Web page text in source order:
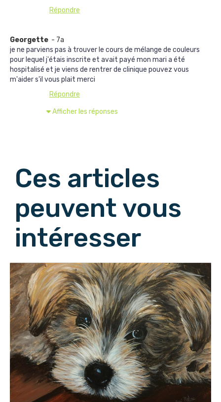
Répondre
Georgette - 7a
je ne parviens pas à trouver le cours de mélange de couleurs
pour lequel j'étais inscrite et avait payé mon mari a été
hospitalisé et je viens de rentrer de clinique pouvez vous
m'aider s'il vous plait merci
Répondre
Afficher les réponses
Ces articles
peuvent vous
intéresser